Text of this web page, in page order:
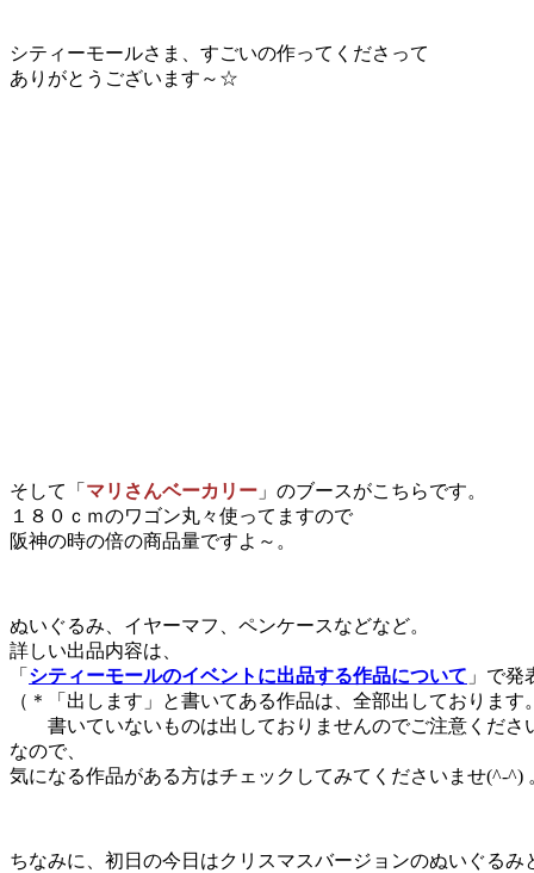
シティーモールさま、すごいの作ってくださって
ありがとうございます～☆
そして「 マリさんベーカリー 」のブースがこちらです。
１８０ｃｍのワゴン丸々使ってますので
阪神の時の倍の商品量ですよ～。
ぬいぐるみ、イヤーマフ、ペンケースなどなど。
詳しい出品内容は、
「 シティーモールのイベントに出品する作品について 」で発
（＊「出します」と書いてある作品は、全部出しております
書いていないものは出しておりませんのでご注意くださ
なので、
気になる作品がある方はチェックしてみてくださいませ(^-^)
ちなみに、初日の今日はクリスマスバージョンのぬいぐるみ